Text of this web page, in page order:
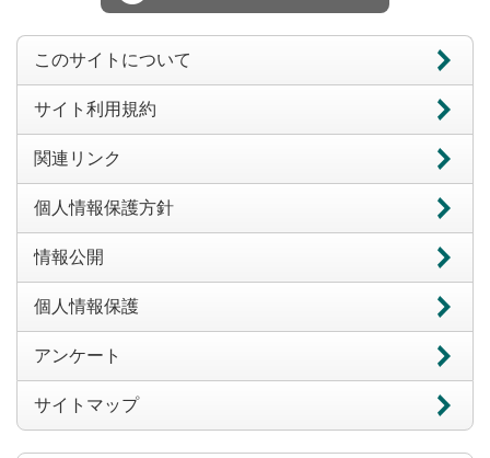
このサイトについて
サイト利用規約
関連リンク
個人情報保護方針
情報公開
個人情報保護
アンケート
サイトマップ